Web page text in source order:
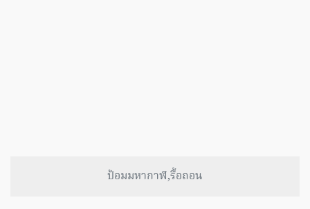
ป้อมมหากาฬ,รื้อถอน